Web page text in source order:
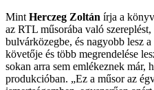
Mint Herczeg Zoltán írja a
az RTL műsorába való
bulvárközegbe, és nagyobb lesz
követője és több megrendelése
sokan arra sem emlékeznek már,
produkcióban. „Ez a műsor az